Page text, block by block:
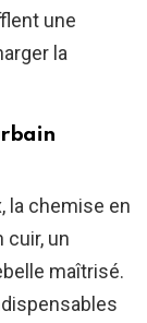
une
la
la chemise en
cuir, un
maîtrisé.